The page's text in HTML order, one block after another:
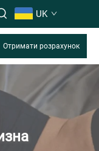
UK
Отримати розрахунок